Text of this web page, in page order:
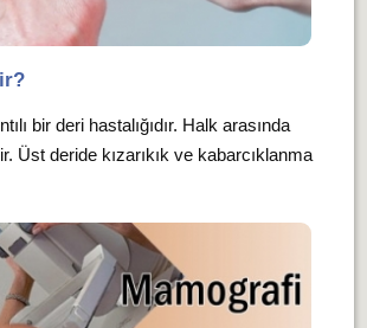
bir deri hastalığıdır. Halk arasında
Üst deride kızarıkık ve kabarcıklanma